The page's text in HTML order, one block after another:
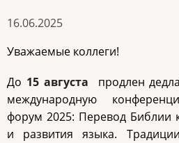
16.06.2025
Уважаемые коллеги!
До 15 августа продлен
международную
форум 2025: Перевод Библии
и развития языка.